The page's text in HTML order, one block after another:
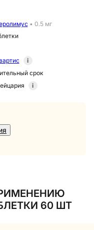
• 0.5 мг
i
срок
i
60 ШТ